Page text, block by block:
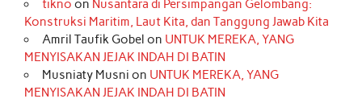
tikno on Nusantara di Persimpangan Gelombang:
Konstruksi Maritim, Laut Kita, dan Tanggung Jawab Kita
Amril Taufik Gobel on UNTUK MEREKA, YANG
MENYISAKAN JEJAK INDAH DI BATIN
Musniaty Musni on UNTUK MEREKA, YANG
MENYISAKAN JEJAK INDAH DI BATIN